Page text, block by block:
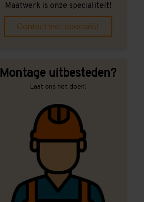
Maatwerk is onze specialiteit!
Contact met specialist
Montage uitbesteden?
Laat ons het doen!